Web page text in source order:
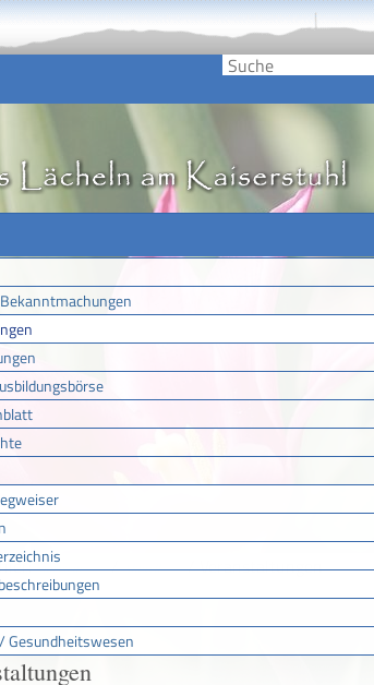
Gesundheitswesen
Startseite /Aktuell /Veranstaltungen